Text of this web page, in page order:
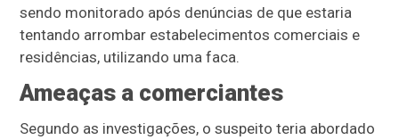
sendo monitorado após denúncias de que estaria
tentando arrombar estabelecimentos comerciais e
residências, utilizando uma faca.
Ameaças a comerciantes
Segundo as investigações, o suspeito teria abordado